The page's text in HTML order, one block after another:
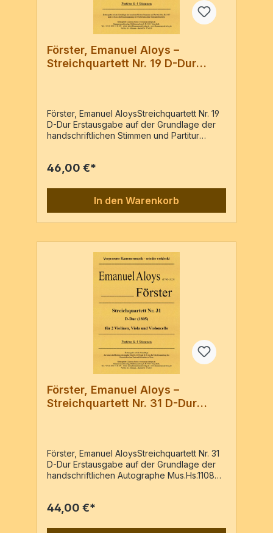
Förster, Emanuel Aloys –
Streichquartett Nr. 19 D-Dur
Förster, Emanuel AloysStreichquartett Nr. 19
D-Dur Erstausgabe auf der Grundlage der
handschriftlichen Stimmen und Partitur
Nationalbibliothek. 2 Vl, Va, VcPartitur & 4
46,00 €*
In den Warenkorb
Förster, Emanuel Aloys –
Streichquartett Nr. 31 D-Dur
Förster, Emanuel AloysStreichquartett Nr. 31
D-Dur Erstausgabe auf der Grundlage der
handschriftlichen Autographe Mus.Hs.1108
Wien. 2 Vl, Va, VcPartitur & Stimmen / 62
44,00 €*